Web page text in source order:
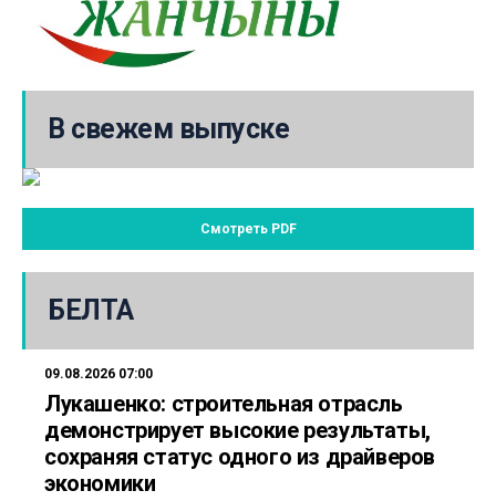
В свежем выпуске
Смотреть PDF
БЕЛТА
09.08.2026 07:00
Лукашенко: строительная отрасль
демонстрирует высокие результаты,
сохраняя статус одного из драйверов
экономики